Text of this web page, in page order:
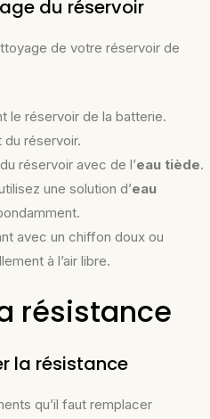
du réservoir
de votre réservoir de
le réservoir de la batterie.
réservoir.
réservoir avec de l’eau tiède.
une solution d’eau
avec un chiffon doux ou
à l’air libre.
résistance
la résistance
qu’il faut remplacer